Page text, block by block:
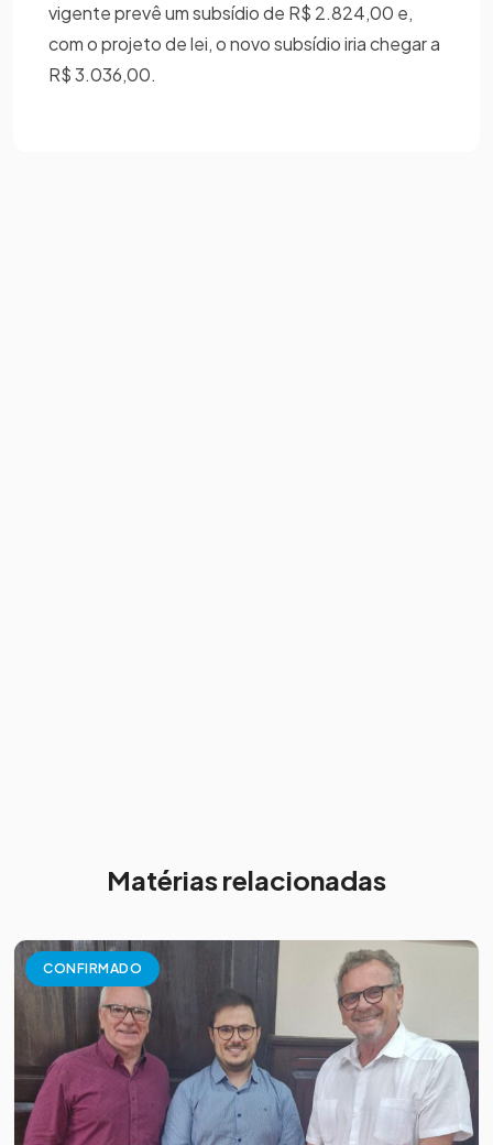
vigente prevê um subsídio de R$ 2.824,00 e,
com o projeto de lei, o novo subsídio iria chegar a
R$ 3.036,00.
Matérias relacionadas
CONFIRMADO